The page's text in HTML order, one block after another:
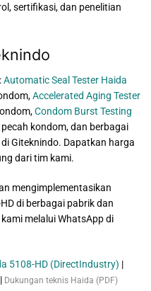
sertifikasi, dan penelitian
Automatic Seal Tester Haida
Accelerated Aging Tester
Condom Burst Testing
kondom, dan berbagai
Giteknindo. Dapatkan harga
dari tim kami.
mengimplementasikan
di berbagai pabrik dan
melalui WhatsApp di
5108-HD (DirectIndustry) |
| Dukungan teknis Haida (PDF)